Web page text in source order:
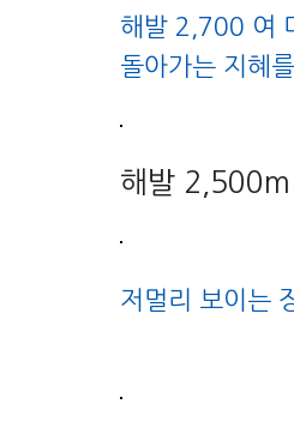
해발 2,700 여
돌아가는 지혜
해발 2,500m
저멀리 보이는